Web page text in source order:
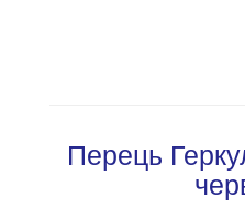
Перець